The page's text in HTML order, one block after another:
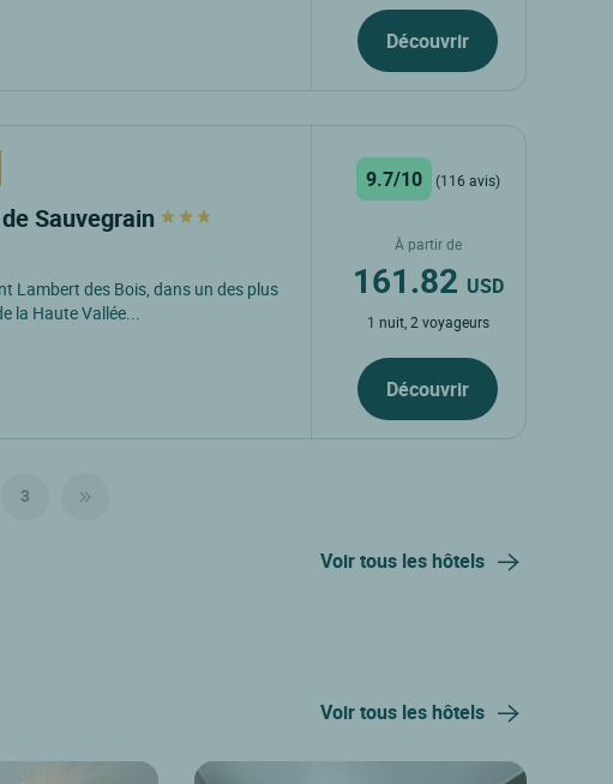
Découvrir
Sauvegrain
Lambert des Bois, dans un des plus
la Haute Vallée...
9.7/10 (116 avis)
À partir de
161.82 USD
1 nuit, 2 voyageurs
Découvrir
3
Voir tous les hôtels
Voir tous les hôtels